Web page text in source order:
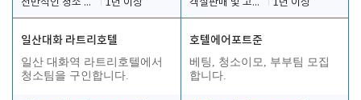
전반적인 청소 업무(객실청소.객실정리)
1년 이상
객실판매 및 고객응대
1년 이상
일산대화 라트리호텔
일산 대화역 라트리호텔에서
청소팀을 구인합니다.
호텔에어포트준
베팅, 청소이모, 부부팀 모집
합니다.